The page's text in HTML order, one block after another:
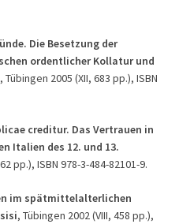
Die Besetzung der
ordentlicher Kollatur und
, Tübingen 2005 (XII, 683 pp.), ISBN
creditur. Das Vertrauen in
Italien des 12. und 13.
pp.), ISBN 978-3-484-82101-9.
im spätmittelalterlichen
, Tübingen 2002 (VIII, 458 pp.),